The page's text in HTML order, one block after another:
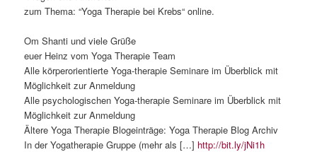
zum Thema: “Yoga Therapie bei Krebs“ online.
Om Shanti und viele Grüße
euer Heinz vom Yoga Therapie Team
Alle körperorientierte Yoga-therapie Seminare im Überblick mit
Möglichkeit zur Anmeldung
Alle psychologischen Yoga-therapie Seminare im Überblick mit
Möglichkeit zur Anmeldung
Ältere Yoga Therapie Blogeinträge: Yoga Therapie Blog Archiv
In der Yogatherapie Gruppe (mehr als […] http://bit.ly/jNi1h